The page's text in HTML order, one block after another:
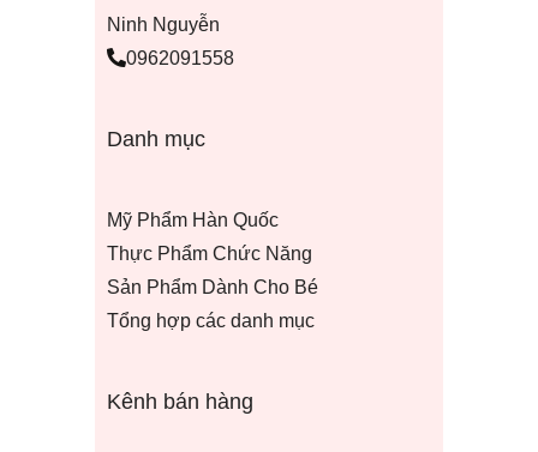
Ninh Nguyễn
0962091558
Danh mục
Mỹ Phẩm Hàn Quốc
Thực Phẩm Chức Năng
Sản Phẩm Dành Cho Bé
Tổng hợp các danh mục
Kênh bán hàng